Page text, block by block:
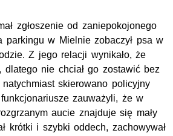
zgłoszenie od zaniepokojonego
parkingu w Mielnie zobaczył psa w
Z jego relacji wynikało, że
dlatego nie chciał go zostawić bez
skierowano policyjny
zauważyli, że w
aucie znajduje się mały
krótki i szybki oddech, zachowywał